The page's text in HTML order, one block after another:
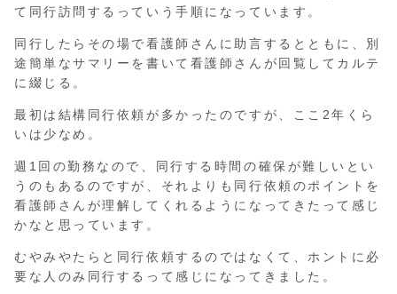
て同行訪問するっていう手順になっています。
同行したらその場で看護師さんに助言するとともに、別
途簡単なサマリーを書いて看護師さんが回覧してカルテ
に綴じる。
最初は結構同行依頼が多かったのですが、ここ2年くら
いは少なめ。
週1回の勤務なので、同行する時間の確保が難しいとい
うのもあるのですが、それよりも同行依頼のポイントを
看護師さんが理解してくれるようになってきたって感じ
かなと思っています。
むやみやたらと同行依頼するのではなくて、ホントに必
要な人のみ同行するって感じになってきました。